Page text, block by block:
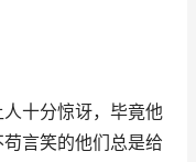
十分惊讶，毕竟他
言笑的他们总是给